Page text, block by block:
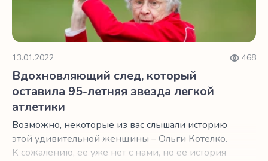
13.01.2022 468
Вдохновляющий след, который
оставила 95-летняя звезда легкой
атлетики
Возможно, некоторые из вас слышали историю
этой удивительной женщины – Ольги Котелко.
К сожалению, ее уже нет с нами, но ее история